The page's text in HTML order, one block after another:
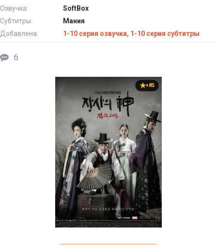
Озвучка:
SoftBox
Субтитры:
Мания
Добавлена:
1-10 серия озвучка, 1-10 серия субтитры
6
+85